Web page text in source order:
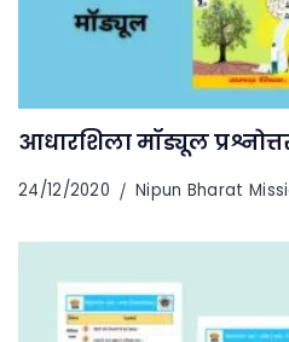
आधारशिला मॉड्यूल
24/12/2020 Nipun Bharat